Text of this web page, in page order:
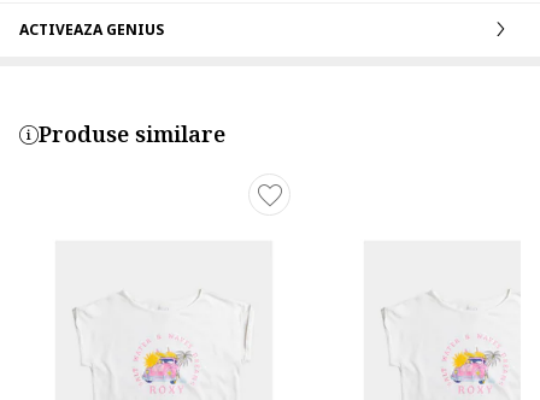
ACTIVEAZA GENIUS
Produse similare